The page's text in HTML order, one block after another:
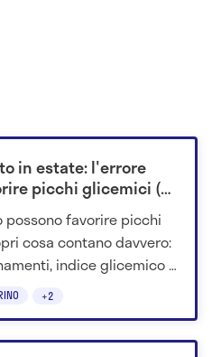
+2
in estate: l'errore
picchi glicemici (e
si pensa)
possono favorire picchi
cosa contano davvero:
indice glicemico e
giornata.